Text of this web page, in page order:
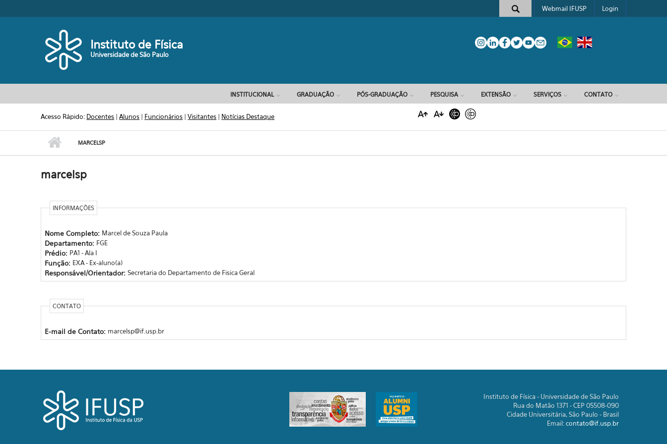
Formulário de busca
Webmail IFUSP Login
Instituto de Física
Universidade de São Paulo
INSTITUCIONAL GRADUAÇÃO PÓS-GRADUAÇÃO PESQUISA EXTENSÃO SERVIÇOS CONTATO
Acesso Rápido: Docentes |Alunos | Funcionários |Visitantes | Notícias Destaque
MARCELSP
marcelsp
INFORMAÇÕES
Nome Completo: Marcel de Souza Paula
Departamento: FGE
Prédio: PA1 - Ala I
Função: EXA - Ex-aluno(a)
Responsável/Orientador: Secretaria do Departamento de Fisica Geral
CONTATO
E-mail de Contato: marcelsp@if.usp.br
Instituto de Física - Universidade de São Paulo
Rua do Matão 1371 - CEP 05508-090
Cidade Universitária, São Paulo - Brasil
Email:contato@if.usp.br